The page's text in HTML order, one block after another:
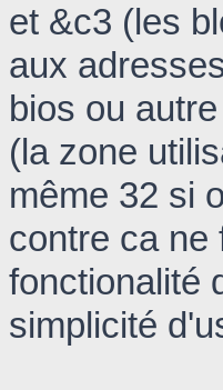
et &c3 (les
aux
bios ou
(la zone
même 32 si
contre ca ne
fonctionalité
simplicité